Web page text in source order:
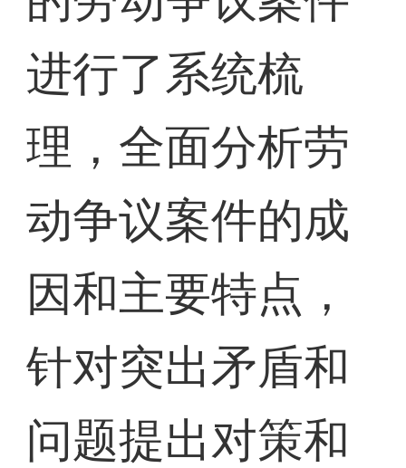
进行了系统梳
理，全面分析劳
动争议案件的成
因和主要特点，
针对突出矛盾和
问题提出对策和